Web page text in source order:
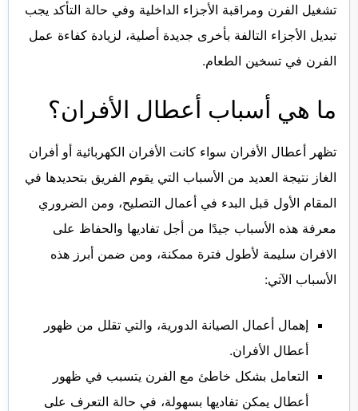
تشغيل الفرن ومراقبة الأجزاء الداخلية وفي حالة التأكد يجب
تبديل الأجزاء التالفة بأخرى جديدة أصلية، لزيادة كفاءة عمل
الفرن في تسخين الطعام.
ما هي أسباب أعطال الأفران؟
تظهر أعطال الأفران سواء كانت الأفران الكهربائية أو أفران
الغاز نتيجة العديد من الأسباب التي يقوم الفريق بتحديدها في
المقام الأول قبل البدء في أعمال التصليح، ومن الضروري
معرفة هذه الأسباب جيدًا من أجل تفاديها والحفاظ على
الافران سليمة لأطول فترة ممكنة، ومن ضمن أبرز هذه
الأسباب الآتي:
إهمال أعمال الصيانة الدورية، والتي تقلل من ظهور
أعطال الأفران.
التعامل بشكل خاطئ مع الفرن يتسبب في ظهور
أعطال يمكن تفاديها بسهولة، في حالة التعرف على